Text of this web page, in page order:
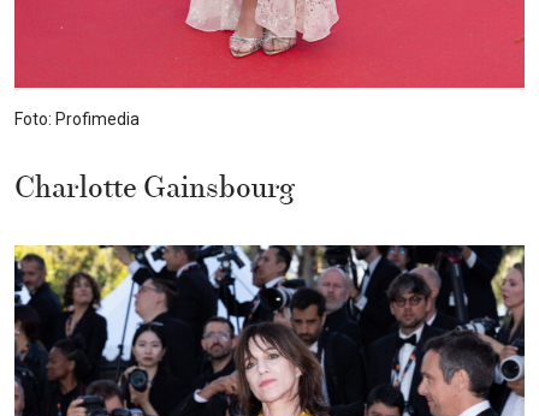
Foto: Profimedia
Charlotte Gainsbourg